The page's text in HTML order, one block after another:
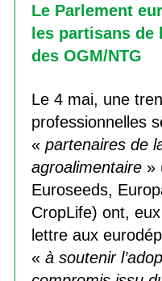
Le Parlement
les partisans de
des OGM/NTG
Le 4 mai, une
professionnelles
« partenaires de
agroalimentaire»
Euroseeds,
CropLife) ont,
lettre aux
« à soutenir